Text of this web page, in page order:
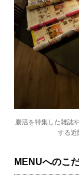
腸活を特集した雑誌
する近
MENUへのこ